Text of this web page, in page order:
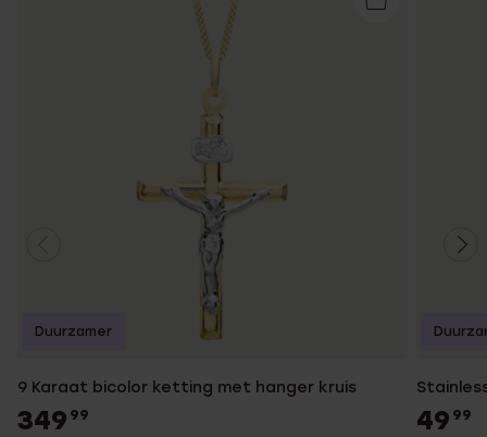
9 Karaat bicolor ketting met hanger kruis
349 99
Duurzamer
49 99